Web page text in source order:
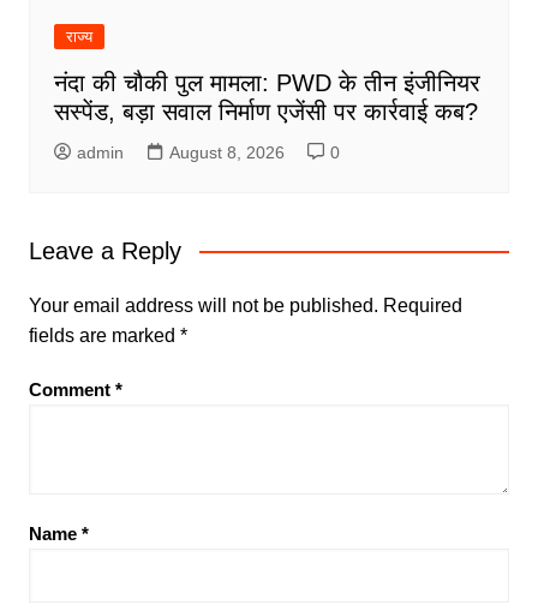
राज्य
नंदा की चौकी पुल मामला: PWD के तीन इंजीनियर
सस्पेंड, बड़ा सवाल निर्माण एजेंसी पर कार्रवाई कब?
admin August 8, 2026 0
Leave a Reply
Your email address will not be published. Required
fields are marked *
Comment *
Name *